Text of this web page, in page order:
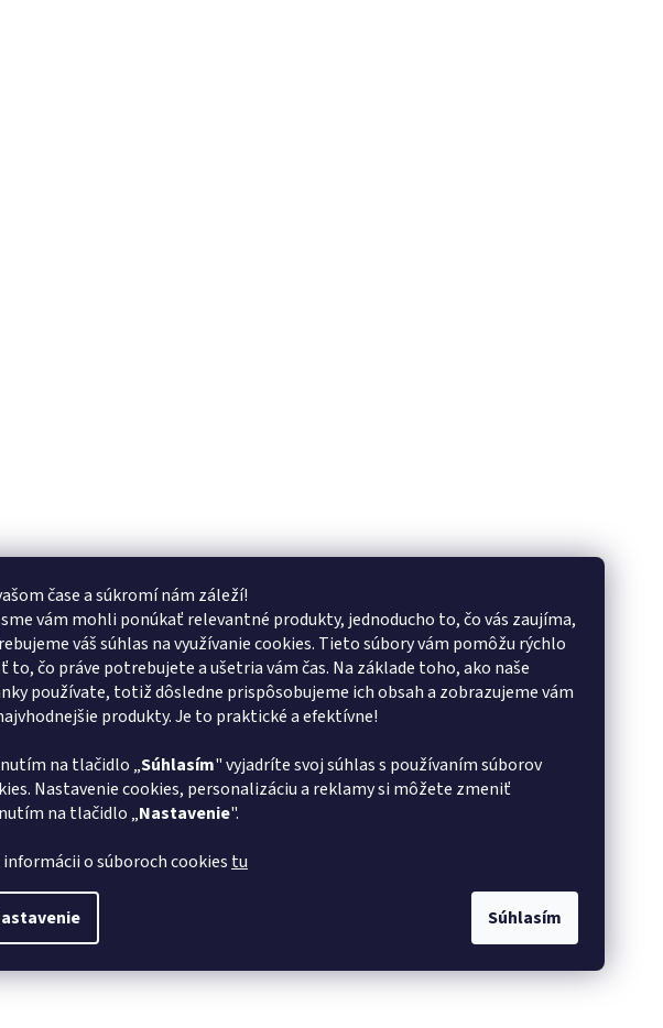
čase a súkromí nám záleží!
vám mohli ponúkať relevantné produkty, jednoducho to, čo vás zaujíma,
váš súhlas na využívanie cookies. Tieto súbory vám pomôžu rýchlo
to, čo práve potrebujete a ušetria vám čas. Na základe toho, ako naše
používate, totiž dôsledne prispôsobujeme ich obsah a zobrazujeme vám
produkty. Je to praktické a efektívne!
na tlačidlo „Súhlasím" vyjadríte svoj súhlas s používaním súborov
Nastavenie cookies, personalizáciu a reklamy si môžete zmeniť
na tlačidlo „Nastavenie".
informácii o súboroch cookies tu
Súhlasím